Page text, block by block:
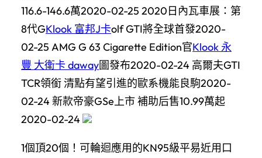
116.6-146.6萬2020-02-25 2020日內瓦車展：第
8代GKlook 富邦J卡olf GTI將全球首發2020-
02-25 AMG G 63 Cigarette Edition官Klook 永
豐 大衛卡 daway圖發布2020-02-24 高爾夫GTI
TCR領銜 清點有望引進的歐系機能良駒2020-
02-24 新款帝豪GSe上市 補助后售10.99萬起
2020-02-24
1個頂20個！可輪迴應用的KN95級平易近用口